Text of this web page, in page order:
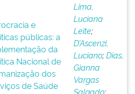
e
públicas: a
da
Nacional de
dos
de Saúde
Lima,
Luciana
Leite;
D’Ascenzi,
Luciano;Dias,
Gianna
Vargas
Salgado;